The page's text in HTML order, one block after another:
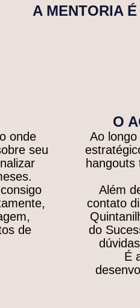
A MENTORIA
onde
seu
de
O
Ao
hangouts
Além
contato
do
É